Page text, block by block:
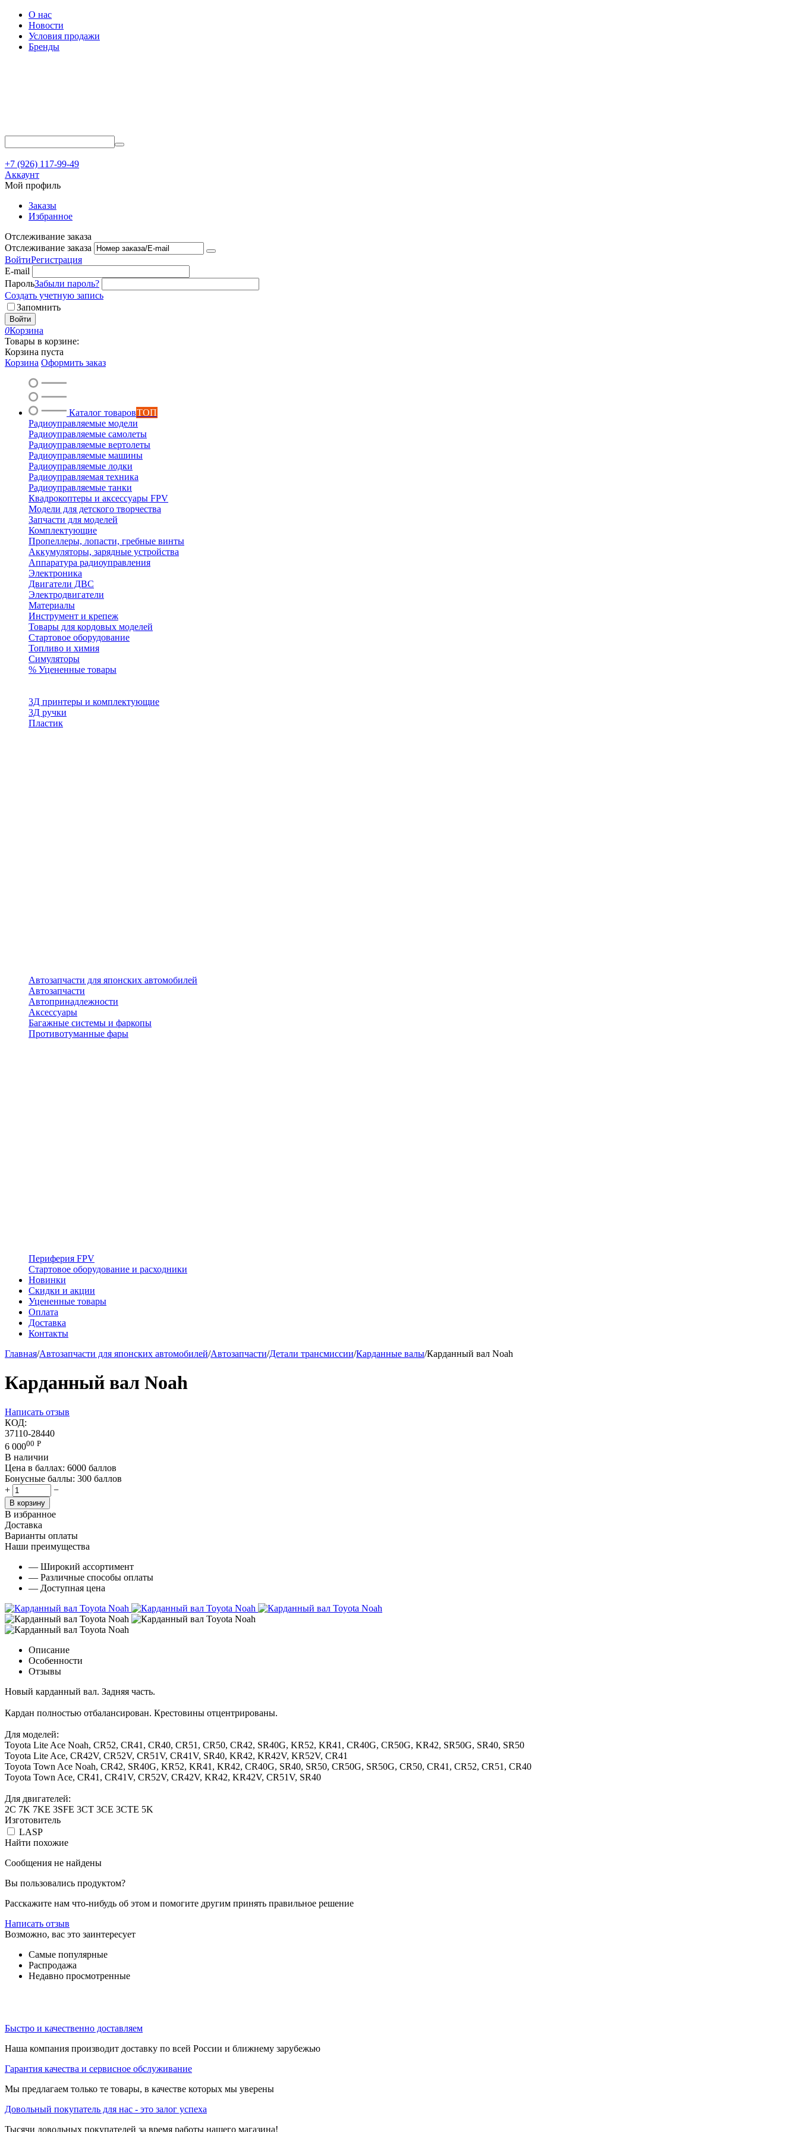
О нас
Новости
Условия продажи
Бренды
+7 (926) 117-99-49
Аккаунт
Мой профиль
Заказы
Избранное
Отслеживание заказа
Отслеживание заказа
ВойтиРегистрация
E-mail
ПарольЗабыли пароль?
Создать учетную запись
Запомнить
Войти
0Корзина
Товары в корзине:
Корзина пуста
Корзина Оформить заказ
Каталог товаровТОП
Радиоуправляемые модели
Радиоуправляемые самолеты
Радиоуправляемые вертолеты
Радиоуправляемые машины
Радиоуправляемые лодки
Радиоуправляемая техника
Радиоуправляемые танки
Квадрокоптеры и аксессуары FPV
Модели для детского творчества
Запчасти для моделей
Комплектующие
Пропеллеры, лопасти, гребные винты
Аккумуляторы, зарядные устройства
Аппаратура радиоуправления
Электроника
Двигатели ДВС
Электродвигатели
Материалы
Инструмент и крепеж
Товары для кордовых моделей
Стартовое оборудование
Топливо и химия
Симуляторы
% Уцененные товары
3Д принтеры и комплектующие
3Д ручки
Пластик
Автозапчасти для японских автомобилей
Автозапчасти
Автопринадлежности
Аксессуары
Багажные системы и фаркопы
Противотуманные фары
Периферия FPV
Стартовое оборудование и расходники
Новинки
Скидки и акции
Уцененные товары
Оплата
Доставка
Контакты
Главная/Автозапчасти для японских автомобилей/Автозапчасти/Детали трансмиссии/Карданные валы/Карданный вал Noah
Карданный вал Noah
Написать отзыв
КОД:
37110-28440
6 00000 Р
В наличии
Цена в баллах: 6000 баллов
Бонусные баллы: 300 баллов
+
−
В корзину
В избранное
Доставка
Варианты оплаты
Наши преимущества
— Широкий ассортимент
— Различные способы оплаты
— Доступная цена
Описание
Особенности
Отзывы
Новый карданный вал. Задняя часть.
Кардан полностью отбалансирован. Крестовины отцентрированы.
Для моделей:
Toyota Lite Ace Noah, CR52, CR41, CR40, CR51, CR50, CR42, SR40G, KR52, KR41, CR40G, CR50G, KR42, SR50G, SR40, SR50
Toyota Lite Ace, CR42V, CR52V, CR51V, CR41V, SR40, KR42, KR42V, KR52V, CR41
Toyota Town Ace Noah, CR42, SR40G, KR52, KR41, KR42, CR40G, SR40, SR50, CR50G, SR50G, CR50, CR41, CR52, CR51, CR40
Toyota Town Ace, CR41, CR41V, CR52V, CR42V, KR42, KR42V, CR51V, SR40
Для двигателей:
2C 7K 7KE 3SFE 3CT 3CE 3CTE 5K
Изготовитель
LASP
Найти похожие
Сообщения не найдены
Вы пользовались продуктом?
Расскажите нам что-нибудь об этом и помогите другим принять правильное решение
Написать отзыв
Возможно, вас это заинтересует
Самые популярные
Распродажа
Недавно просмотренные
Быстро и качественно доставляем
Наша компания производит доставку по всей России и ближнему зарубежью
Гарантия качества и сервисное обслуживание
Мы предлагаем только те товары, в качестве которых мы уверены
Довольный покупатель для нас - это залог успеха
Тысячи довольных покупателей за время работы нашего магазина!